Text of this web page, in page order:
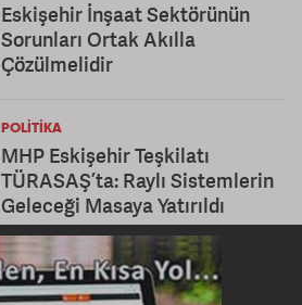
Eskişehir İnşaat Sektörünün
Sorunları Ortak Akılla
Çözülmelidir
POLITIKA
MHP Eskişehir Teşkilatı
TÜRASAŞ’ta: Raylı Sistemlerin
Geleceği Masaya Yatırıldı